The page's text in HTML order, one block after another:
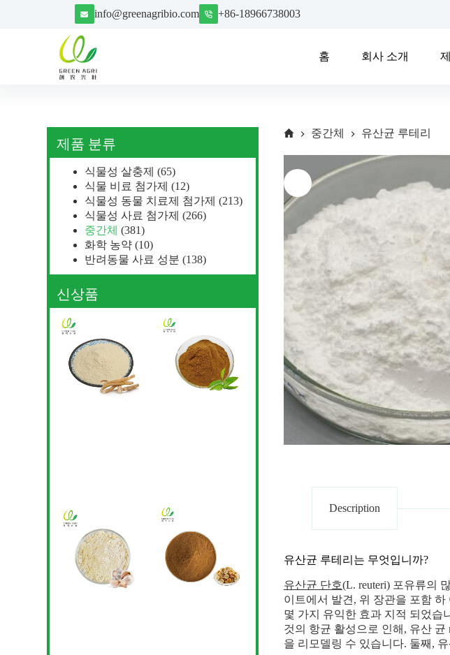
info@greenagribio.com +86-18966738003
홈 회사 소개
중간체 유산균 루테리
Description
유산균 루테리는 무엇입니까?
유산균 단호(L. reuteri) 포유류의
이트에서 발견, 위 장관을 포함 하
몇 가지 유익한 효과 지적 되었습
것의 항균 활성으로 인해, 유산 균
을 리모델링 수 있습니다. 둘째,
제품 분류
식물성 살충제 (65)
식물 비료 첨가제 (12)
식물성 동물 치료제 첨가제 (213)
식물성 사료 첨가제 (266)
중간체 (381)
화학 농약 (10)
반려동물 사료 성분 (138)
신상품